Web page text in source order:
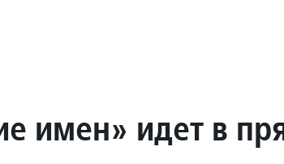
имен» идет в